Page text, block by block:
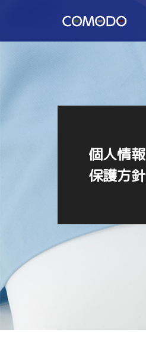
個人情報
保護方針